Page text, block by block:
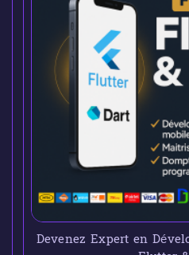
Devenez Expert en